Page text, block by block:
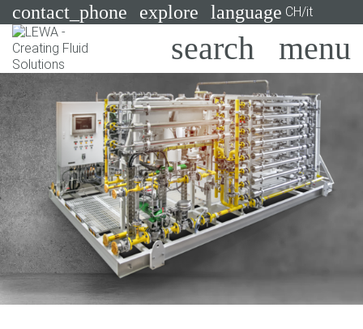
contact_phone explore language CH/it
Search
Pompe
Sistemi
Industrie
Applicazioni
Servizi
Consulenza
Tecnologie